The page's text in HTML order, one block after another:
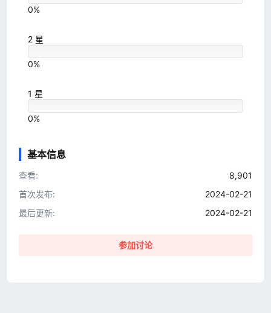
0%
2 星
0%
1 星
0%
基本信息
查看
8,901
首次发布
2024-02-21
最后更新
2024-02-21
参加讨论